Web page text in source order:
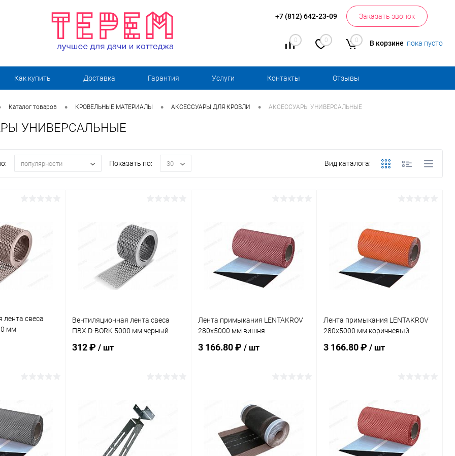
+7 (812) 642-23-09 Заказать звонок
0 0 0 В корзине пока пусто
Как купить Доставка Гарантия Услуги Контакты Отзывы
Каталог товаров • КРОВЕЛЬНЫЕ МАТЕРИАЛЫ • АКСЕССУАРЫ ДЛЯ КРОВЛИ • АКСЕССУАРЫ УНИВЕРСАЛЬНЫЕ
УНИВЕРСАЛЬНЫЕ
популярности Показать по: 30 Вид каталога:
лента свеса
мм
Сравнение
Под заказ
Вентиляционная лента свеса
ПВХ D-BORK 5000 мм черный
312 ₽ / шт
Сравнение
В избранное
Лента примыкания LENTAKROV
280х5000 мм вишня
3 166.80 ₽ / шт
Купить в 1 клик Сравнение
В избранное Под заказ
Лента примыкания LENTAKROV
280х5000 мм коричневый
3 166.80 ₽/ шт
Купить в 1 клик Сравнение
В избранное Под заказ